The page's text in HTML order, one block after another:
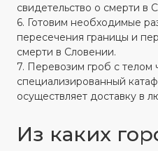
свидетельство о смерти в
6. Готовим необходимые
пересечения границы и
смерти в Словении.
7. Перевозим гроб с телом
специализированный
осуществляет доставку в
Из каких